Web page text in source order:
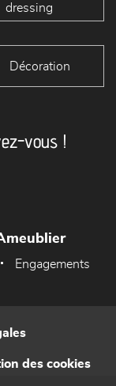
dressing
Décoration
vous !
Engagements
des cookies